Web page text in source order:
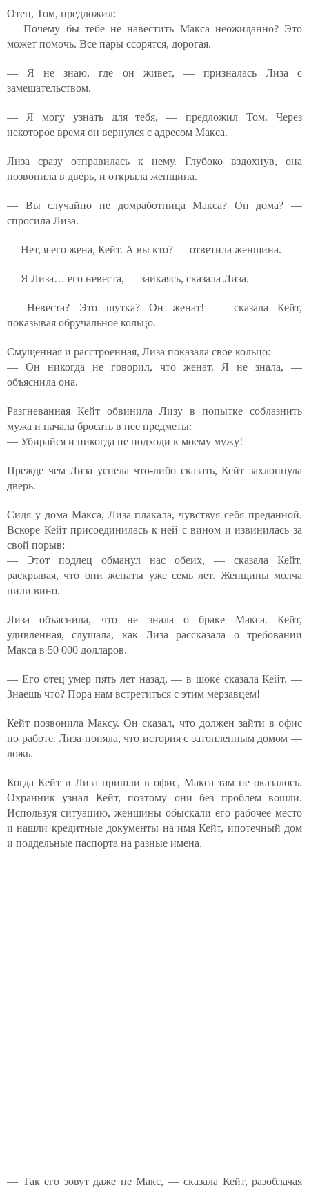
Отец, Том, предложил:
— Почему бы тебе не навестить Макса неожиданно? Это
может помочь. Все пары ссорятся, дорогая.
— Я не знаю, где он живет, — призналась Лиза с
замешательством.
— Я могу узнать для тебя, — предложил Том. Через
некоторое время он вернулся с адресом Макса.
Лиза сразу отправилась к нему. Глубоко вздохнув, она
позвонила в дверь, и открыла женщина.
— Вы случайно не домработница Макса? Он дома? —
спросила Лиза.
— Нет, я его жена, Кейт. А вы кто? — ответила женщина.
— Я Лиза… его невеста, — заикаясь, сказала Лиза.
— Невеста? Это шутка? Он женат! — сказала Кейт,
показывая обручальное кольцо.
Смущенная и расстроенная, Лиза показала свое кольцо:
— Он никогда не говорил, что женат. Я не знала, —
объяснила она.
Разгневанная Кейт обвинила Лизу в попытке соблазнить
мужа и начала бросать в нее предметы:
— Убирайся и никогда не подходи к моему мужу!
Прежде чем Лиза успела что-либо сказать, Кейт захлопнула
дверь.
Сидя у дома Макса, Лиза плакала, чувствуя себя преданной.
Вскоре Кейт присоединилась к ней с вином и извинилась за
свой порыв:
— Этот подлец обманул нас обеих, — сказала Кейт,
раскрывая, что они женаты уже семь лет. Женщины молча
пили вино.
Лиза объяснила, что не знала о браке Макса. Кейт,
удивленная, слушала, как Лиза рассказала о требовании
Макса в 50 000 долларов.
— Его отец умер пять лет назад, — в шоке сказала Кейт. —
Знаешь что? Пора нам встретиться с этим мерзавцем!
Кейт позвонила Максу. Он сказал, что должен зайти в офис
по работе. Лиза поняла, что история с затопленным домом —
ложь.
Когда Кейт и Лиза пришли в офис, Макса там не оказалось.
Охранник узнал Кейт, поэтому они без проблем вошли.
Используя ситуацию, женщины обыскали его рабочее место
и нашли кредитные документы на имя Кейт, ипотечный дом
и поддельные паспорта на разные имена.
— Так его зовут даже не Макс, — сказала Кейт, разоблачая